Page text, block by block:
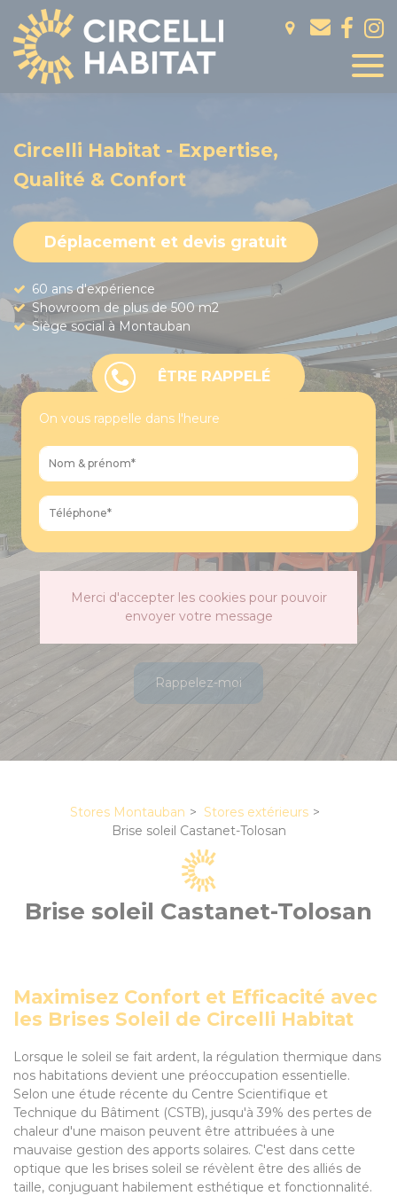
Circelli Habitat - Expertise,
Qualité & Confort
Déplacement et devis gratuit
60 ans d'expérience
Showroom de plus de 500 m2
Siège social à Montauban
ÊTRE RAPPELÉ
On vous rappelle dans l'heure
Merci d'accepter les cookies pour pouvoir
envoyer votre message
Rappelez-moi
Stores Montauban
Stores extérieurs
Brise soleil Castanet-Tolosan
Brise soleil Castanet-Tolosan
Maximisez Confort et Efficacité avec
les Brises Soleil de Circelli Habitat
Lorsque le soleil se fait ardent, la régulation thermique dans
nos habitations devient une préoccupation essentielle.
Selon une étude récente du Centre Scientifique et
Technique du Bâtiment (CSTB), jusqu'à 39% des pertes de
chaleur d'une maison peuvent être attribuées à une
mauvaise gestion des apports solaires. C'est dans cette
optique que les brises soleil se révèlent être des alliés de
taille, conjuguant habilement esthétique et fonctionnalité.
Panneau de gestion des cookies